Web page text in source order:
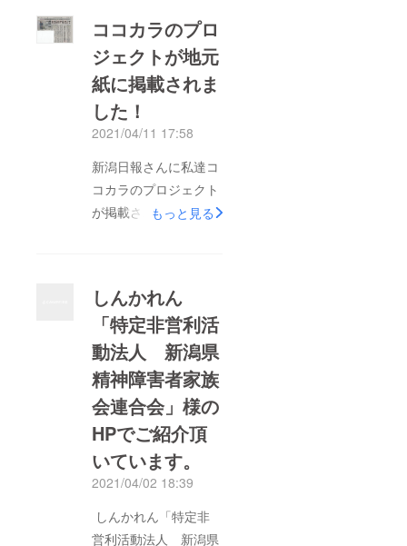
ンディングに取り組ん
でいます - 新潟市中央
区社会福祉協議会 」
niigatachuuouku-
syakyo.jpありがとうご
ココカラのプロ
ジェクトが地元
紙に掲載されま
した！
2021/04/11 17:58
新潟日報さんに私達コ
コカラのプロジェクト
が掲載されました！大
を頂くこともありまし
た。知って頂くことが
大切ですからね。遠慮
なくお問い合わせ下さ
い。宜しくお願いしま
す。
もっと見る
しんかれん
「特定非営利活
動法人 新潟県
精神障害者家族
会連合会」様の
HPでご紹介頂
いています。
2021/04/02 18:39
しんかれん「特定非
営利活動法人 新潟県